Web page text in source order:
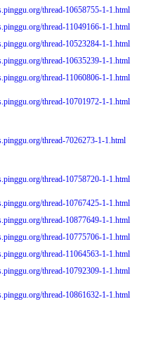
thread-10658755-1-1.html
thread-11049166-1-1.html
thread-10523284-1-1.html
thread-10635239-1-1.html
thread-11060806-1-1.html
thread-10701972-1-1.html
thread-7026273-1-1.html
thread-10758720-1-1.html
thread-10767425-1-1.html
thread-10877649-1-1.html
thread-10775706-1-1.html
thread-11064563-1-1.html
thread-10792309-1-1.html
thread-10861632-1-1.html